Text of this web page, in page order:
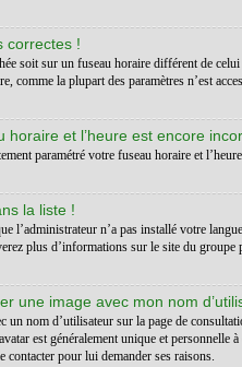
correctes !
soit sur un fuseau horaire différent de
comme la plupart des paramètres n’est
horaire et l’heure est encore
paramétré votre fuseau horaire et
la liste !
l’administrateur n’a pas installé votre
plus d’informations sur le site du groupe
une image avec mon nom
un nom d’utilisateur sur la page de
est généralement unique et
contacter pour lui demander ses raisons.